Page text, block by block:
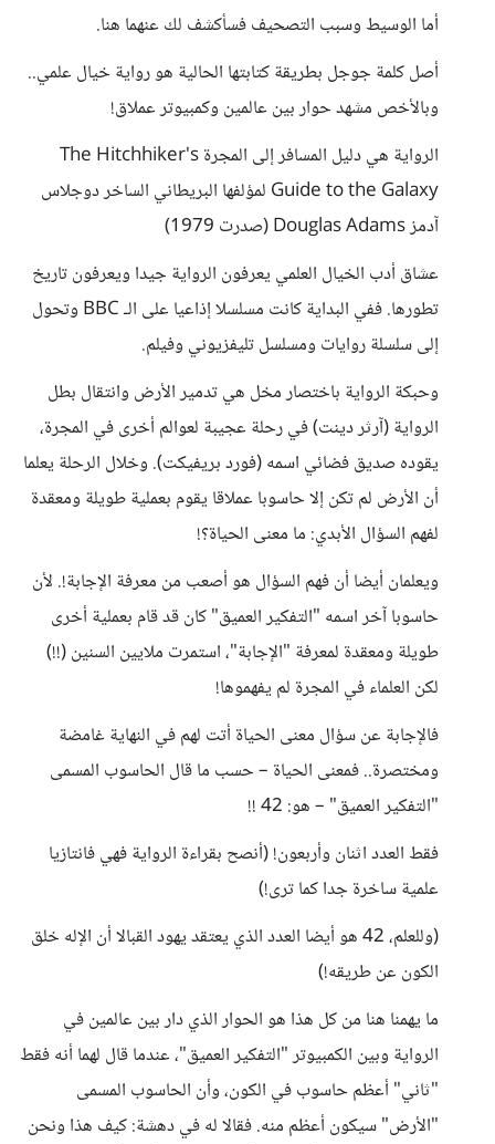
أما الوسيط وسبب التصحيف فسأكشف لك عنهما هنا.
أصل كلمة جوجل بطريقة كتابتها الحالية هو رواية خيال علمي..
وبالأخص مشهد حوار بين عالمين وكمبيوتر عملاق!
الرواية هي دليل المسافر إلى المجرة The Hitchhiker's
Guide to the Galaxy لمؤلفها البريطاني الساخر دوجلاس
آدمز Douglas Adams (صدرت 1979)
عشاق أدب الخيال العلمي يعرفون الرواية جيدا ويعرفون تاريخ
تطورها. ففي البداية كانت مسلسلا إذاعيا على الـ BBC وتحول
إلى سلسلة روايات ومسلسل تليفزيوني وفيلم.
وحبكة الرواية باختصار مخل هي تدمير الأرض وانتقال بطل
الرواية (آرثر دينت) في رحلة عجيبة لعوالم أخرى في المجرة،
يقوده صديق فضائي اسمه (فورد بريفيكت). وخلال الرحلة يعلما
أن الأرض لم تكن إلا حاسوبا عملاقا يقوم بعملية طويلة ومعقدة
لفهم السؤال الأبدي: ما معنى الحياة؟!
ويعلمان أيضا أن فهم السؤال هو أصعب من معرفة الإجابة!. لأن
حاسوبا آخر اسمه "التفكير العميق" كان قد قام بعملية أخرى
طويلة ومعقدة لمعرفة "الإجابة"، استمرت ملايين السنين (!!)
لكن العلماء في المجرة لم يفهموها!
فالإجابة عن سؤال معنى الحياة أتت لهم في النهاية غامضة
ومختصرة.. فمعنى الحياة – حسب ما قال الحاسوب المسمى
"التفكير العميق" – هو: 42 !!
فقط العدد اثنان وأربعون! (أنصح بقراءة الرواية فهي فانتازيا
علمية ساخرة جدا كما ترى!)
(وللعلم، 42 هو أيضا العدد الذي يعتقد يهود القبالا أن الإله خلق
الكون عن طريقه!)
ما يهمنا هنا من كل هذا هو الحوار الذي دار بين عالمين في
الرواية وبين الكمبيوتر "التفكير العميق"، عندما قال لهما أنه فقط
"ثاني" أعظم حاسوب في الكون، وأن الحاسوب المسمى
"الأرض" سيكون أعظم منه. فقالا له في دهشة: كيف هذا ونحن